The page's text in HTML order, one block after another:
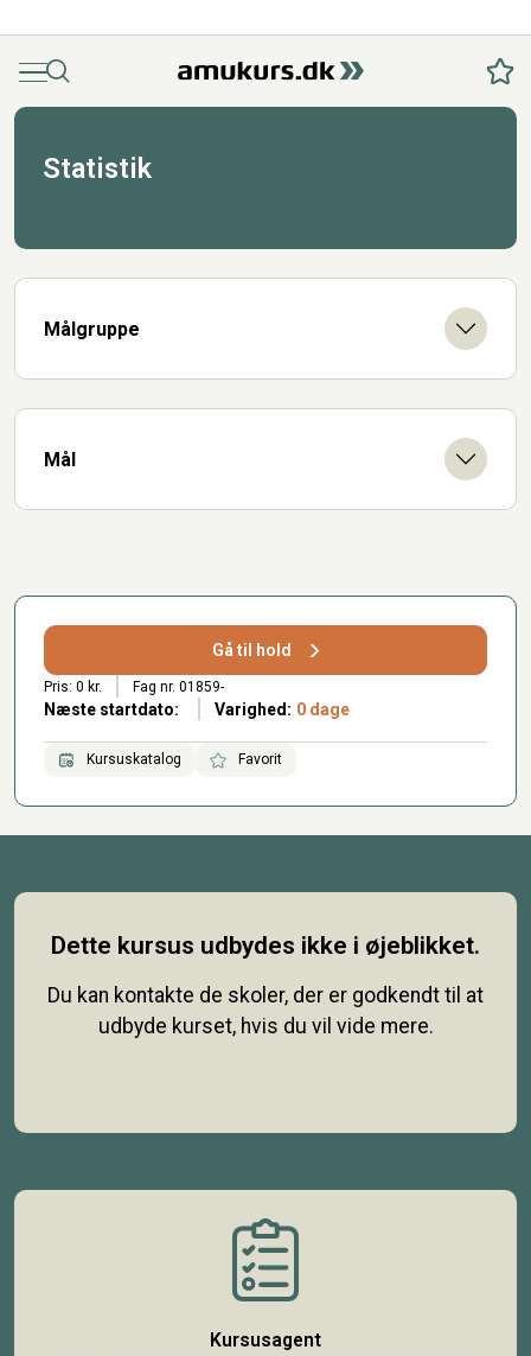
MenuSøg
Statistik
Målgruppe
Mål
Gå til hold
Pris: 0 kr. Fag nr. 01859-
Næste startdato: Varighed: 0 dage
Kursuskatalog Favorit
Dette kursus udbydes ikke i øjeblikket.
Du kan kontakte de skoler, der er godkendt til at
udbyde kurset, hvis du vil vide mere.
Kursusagent